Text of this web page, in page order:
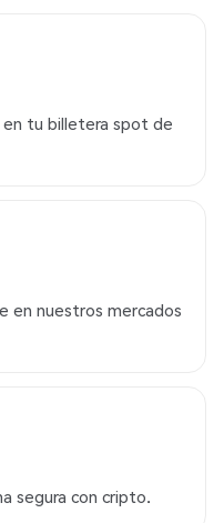
en tu billetera spot de
en nuestros mercados
segura con cripto.